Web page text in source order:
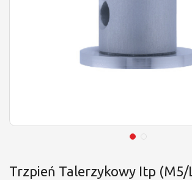
Trzpień Talerzykowy Itp (M5/